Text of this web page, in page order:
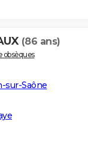
(86 ans)
obsèques
sur-Saône